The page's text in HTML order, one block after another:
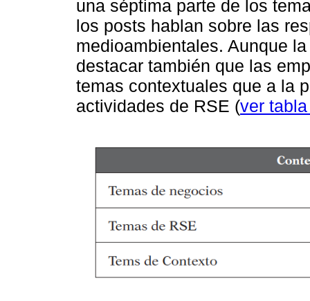
una séptima parte de los
los posts hablan sobre las
medioambientales. Aunque
destacar también que las
temas contextuales que a la
actividades de RSE (ver